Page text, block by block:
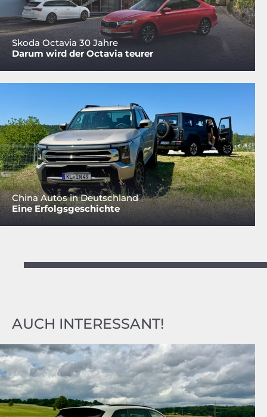
Skoda Octavia 30 Jahre
Darum wird der Octavia teurer
China Autos in Deutschland
Eine Erfolgsgeschichte
AUCH INTERESSANT!